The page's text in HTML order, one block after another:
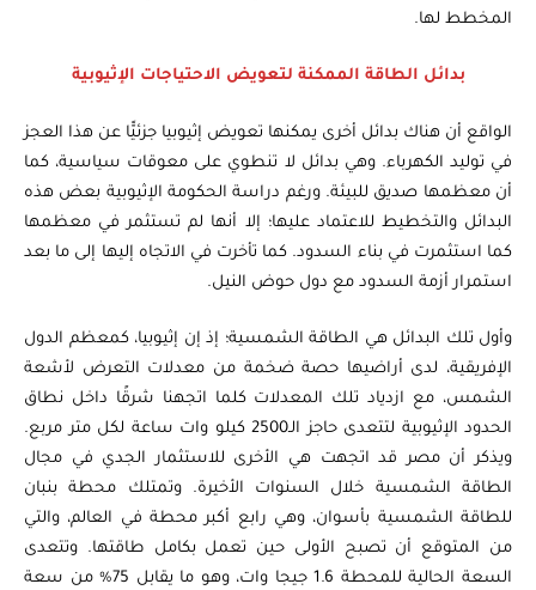
المخطط لها.
بدائل الطاقة الممكنة لتعويض الاحتياجات الإثيوبية
الواقع أن هناك بدائل أخرى يمكنها تعويض إثيوبيا جزئيًّا عن هذا العجز
في توليد الكهرباء. وهي بدائل لا تنطوي على معوقات سياسية، كما
أن معظمها صديق للبيئة. ورغم دراسة الحكومة الإثيوبية بعض هذه
البدائل والتخطيط للاعتماد عليها؛ إلا أنها لم تستثمر في معظمها
كما استثمرت في بناء السدود. كما تأخرت في الاتجاه إليها إلى ما بعد
استمرار أزمة السدود مع دول حوض النيل.
وأول تلك البدائل هي الطاقة الشمسية؛ إذ إن إثيوبيا، كمعظم الدول
الإفريقية، لدى أراضيها حصة ضخمة من معدلات التعرض لأشعة
الشمس، مع ازدياد تلك المعدلات كلما اتجهنا شرقًا داخل نطاق
الحدود الإثيوبية لتتعدى حاجز الـ2500 كيلو وات ساعة لكل متر مربع.
ويذكر أن مصر قد اتجهت هي الأخرى للاستثمار الجدي في مجال
الطاقة الشمسية خلال السنوات الأخيرة. وتمتلك محطة بنبان
للطاقة الشمسية بأسوان، وهي رابع أكبر محطة في العالم، والتي
من المتوقع أن تصبح الأولى حين تعمل بكامل طاقتها. وتتعدى
السعة الحالية للمحطة 1.6 جيجا وات، وهو ما يقابل 75% من سعة